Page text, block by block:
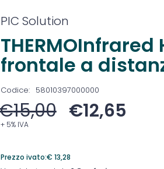
PIC Solution
frontale a
Codice: 58010397000000
15,00 €12,65
+ 5% IVA
Prezzo ivato:€ 13,28